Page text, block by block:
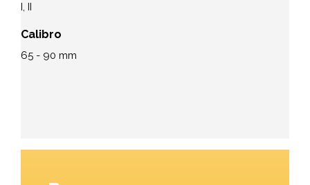
I, II
Calibro
65 - 90 mm